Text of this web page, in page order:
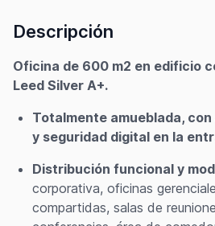
Descripción
Oficina de 600 m2 en edificio
Leed Silver A+.
Totalmente amueblada,
y seguridad digital en la
Distribución funcional y
corporativa, oficinas
compartidas, salas de